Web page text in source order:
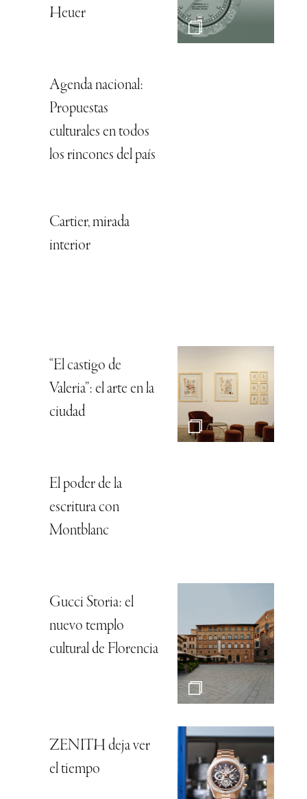
Heuer
Agenda nacional:
Propuestas
culturales en todos
los rincones del país
Cartier, mirada
interior
“El castigo de
Valeria”: el arte en la
ciudad
El poder de la
escritura con
Montblanc
Gucci Storia: el
nuevo templo
cultural de Florencia
ZENITH deja ver
el tiempo